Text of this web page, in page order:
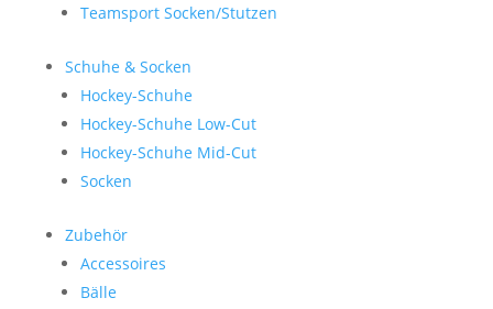
Teamsport Socken/Stutzen
Schuhe & Socken
Hockey-Schuhe
Hockey-Schuhe Low-Cut
Hockey-Schuhe Mid-Cut
Socken
Zubehör
Accessoires
Bälle